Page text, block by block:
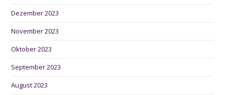
Dezember 2023
November 2023
Oktober 2023
September 2023
August 2023